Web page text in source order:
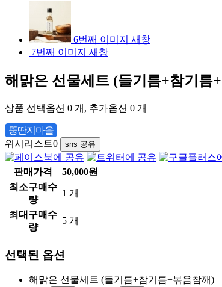
6번째 이미지 새창
7번째 이미지 새창
해맑은 선물세트 (들기름+참기름
상품 선택옵션 0 개, 추가옵션 0 개
뚱딴지마을
위시리스트0 sns 공유
판매가격
50,000원
최소구매수
량
1 개
최대구매수
량
5 개
선택된 옵션
해맑은 선물세트 (들기름+참기름+볶음참깨)